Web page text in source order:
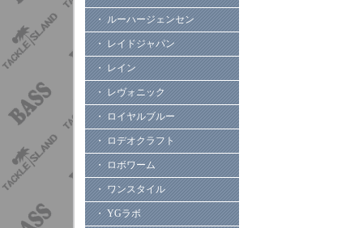
・ ルーハージェンセン
・ レイドジャパン
・ レイン
・ レヴォニック
・ ロイヤルブルー
・ ロデオクラフト
・ ロボワーム
・ ワンスタイル
・ YGラボ